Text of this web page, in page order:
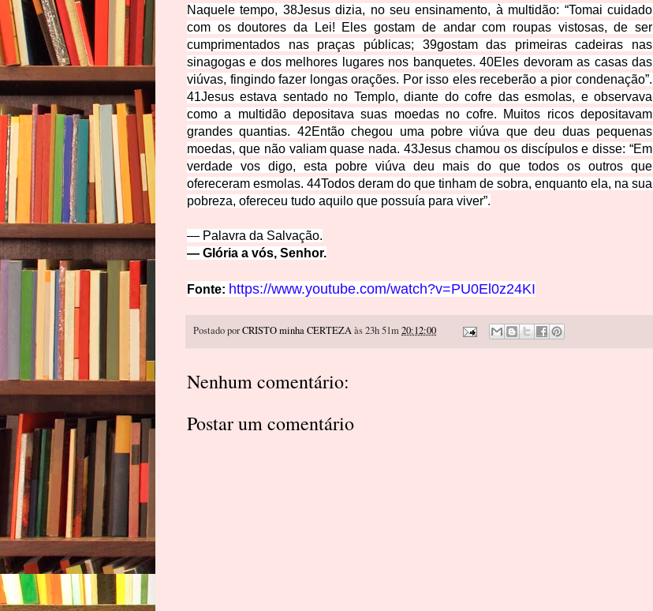
Naquele tempo, 38Jesus dizia, no seu ensinamento, à multidão: “Tomai cuidado
com os doutores da Lei! Eles gostam de andar com roupas vistosas, de ser
cumprimentados nas praças públicas; 39gostam das primeiras cadeiras nas
sinagogas e dos melhores lugares nos banquetes. 40Eles devoram as casas das
viúvas, fingindo fazer longas orações. Por isso eles receberão a pior condenação”.
41Jesus estava sentado no Templo, diante do cofre das esmolas, e observava
como a multidão depositava suas moedas no cofre. Muitos ricos depositavam
grandes quantias. 42Então chegou uma pobre viúva que deu duas pequenas
moedas, que não valiam quase nada. 43Jesus chamou os discípulos e disse: “Em
verdade vos digo, esta pobre viúva deu mais do que todos os outros que
ofereceram esmolas. 44Todos deram do que tinham de sobra, enquanto ela, na sua
pobreza, ofereceu tudo aquilo que possuía para viver”.
— Palavra da Salvação.
— Glória a vós, Senhor.
Fonte: https://www.youtube.com/watch?v=PU0El0z24KI
Postado porCRISTO minha CERTEZAàs 23h 51m20:12:00
Nenhum comentário:
Postar um comentário